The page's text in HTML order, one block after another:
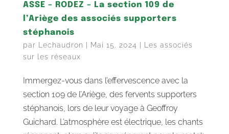
ASSE – RODEZ – La section 109 de
l’Ariège des associés supporters
stéphanois
par Lechaudron Mai 15, 2024
Les associés
sur les réseaux
Immergez-vous dans l’effervescence avec la
section 109 de l’Ariège, des fervents supporters
stéphanois, lors de leur voyage à Geoffroy
Guichard. L’atmosphère est électrique, les chants